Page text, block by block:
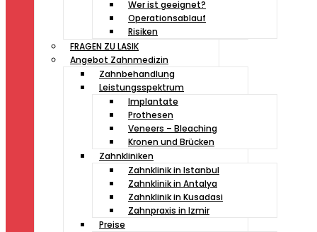
Wer ist geeignet?
Operationsablauf
Risiken
FRAGEN ZU LASIK
Angebot Zahnmedizin
Zahnbehandlung
Leistungsspektrum
Implantate
Prothesen
Veneers – Bleaching
Kronen und Brücken
Zahnkliniken
Zahnklinik in Istanbul
Zahnklinik in Antalya
Zahnklinik in Kusadasi
Zahnpraxis in Izmir
Preise